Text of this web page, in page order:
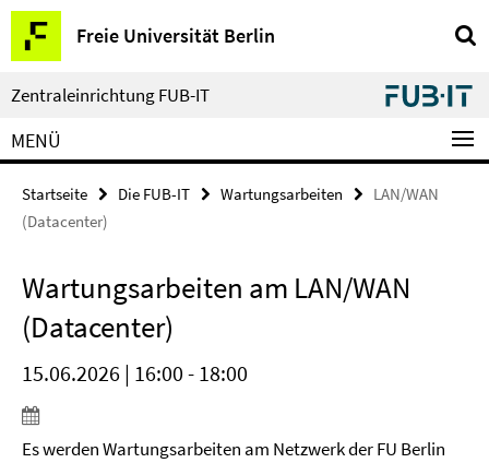
Springe
direkt
zu
Inhalt
Freie Universität Berlin
Service-
Navigation
Zentraleinrichtung FUB-IT
MENÜ
Startseite Die FUB-IT Wartungsarbeiten
LAN/WAN
(Datacenter)
Wartungsarbeiten am LAN/WAN
(Datacenter)
15.06.2026 | 16:00 - 18:00
Es werden Wartungsarbeiten am Netzwerk der FU Berlin